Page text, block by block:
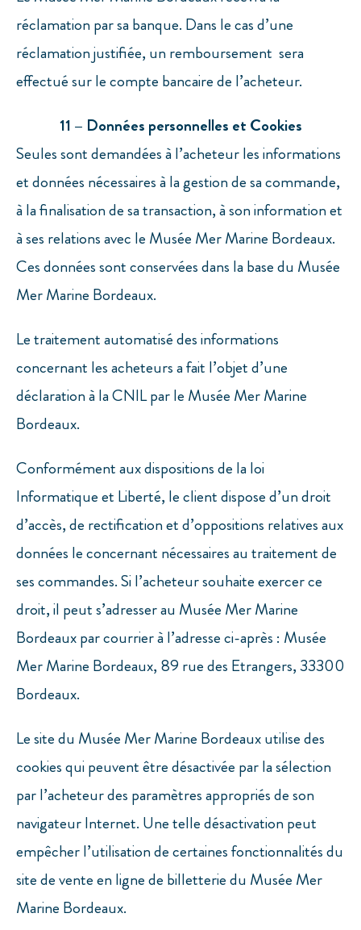
réclamation par sa banque. Dans le cas d’une
réclamation justifiée, un remboursement sera
effectué sur le compte bancaire de l’acheteur.
11 – Données personnelles et Cookies
Seules sont demandées à l’acheteur les informations
et données nécessaires à la gestion de sa commande,
à la finalisation de sa transaction, à son information et
à ses relations avec le Musée Mer Marine Bordeaux.
Ces données sont conservées dans la base du Musée
Mer Marine Bordeaux.
Le traitement automatisé des informations
concernant les acheteurs a fait l’objet d’une
déclaration à la CNIL par le Musée Mer Marine
Bordeaux.
Conformément aux dispositions de la loi
Informatique et Liberté, le client dispose d’un droit
d’accès, de rectification et d’oppositions relatives aux
données le concernant nécessaires au traitement de
ses commandes. Si l’acheteur souhaite exercer ce
droit, il peut s’adresser au Musée Mer Marine
Bordeaux par courrier à l’adresse ci-après : Musée
Mer Marine Bordeaux, 89 rue des Etrangers, 33300
Bordeaux.
Le site du Musée Mer Marine Bordeaux utilise des
cookies qui peuvent être désactivée par la sélection
par l’acheteur des paramètres appropriés de son
navigateur Internet. Une telle désactivation peut
empêcher l’utilisation de certaines fonctionnalités du
site de vente en ligne de billetterie du Musée Mer
Marine Bordeaux.